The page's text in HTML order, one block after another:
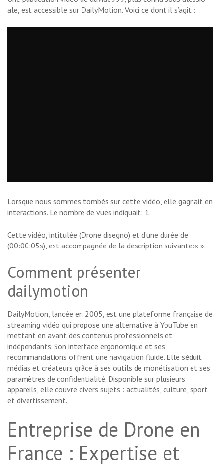
ale, est accessible sur DailyMotion. Voici ce dont il s’agit :
Lorsque nous sommes tombés sur cette vidéo, elle gagnait en
interactions. Le nombre de vues indiquait: 1.
Cette vidéo, intitulée (Drone disegno) et d’une durée de
(00:00:05s), est accompagnée de la description suivante:« ».
Comment présenter
dailymotion
DailyMotion, lancée en 2005, est une plateforme française de
streaming vidéo qui propose une alternative à YouTube en
mettant en avant des contenus professionnels et
indépendants. Son interface ergonomique et ses
recommandations offrent une navigation fluide. Elle séduit
médias et créateurs grâce à ses outils de monétisation et ses
paramètres de confidentialité. Disponible sur plusieurs
appareils, elle couvre divers sujets : actualités, culture, sport
et divertissement.
Entreprise de Drone en
France : Expertise et